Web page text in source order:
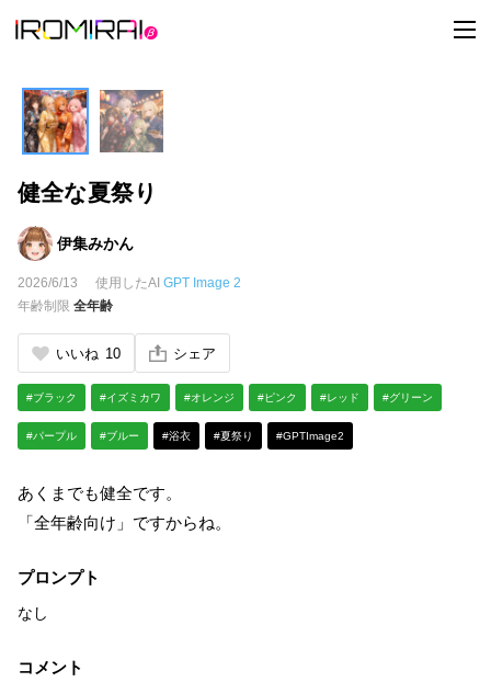
t
o
健全な夏祭り
伊集みかん
2026/6/13 使用したAI GPT Image 2
年齢制限 全年齢
いいね 10 シェア
#ブラック #イズミカワ #オレンジ #ピンク #レッド #グリーン
#パープル #ブルー #浴衣 #夏祭り #GPTImage2
あくまでも健全です。
「全年齢向け」ですからね。
プロンプト
なし
コメント